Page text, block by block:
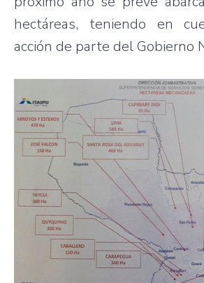
hectáreas, teniendo en
acción de parte del Gobierno